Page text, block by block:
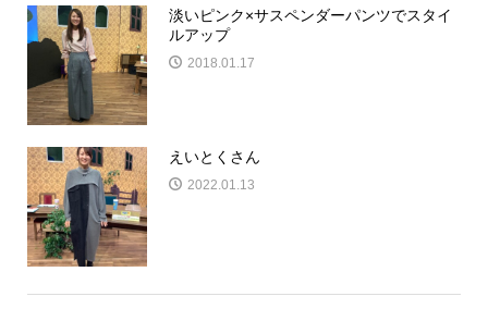
淡いピンク×サスペンダーパンツでスタイ
ルアップ
2018.01.17
えいとくさん
2022.01.13